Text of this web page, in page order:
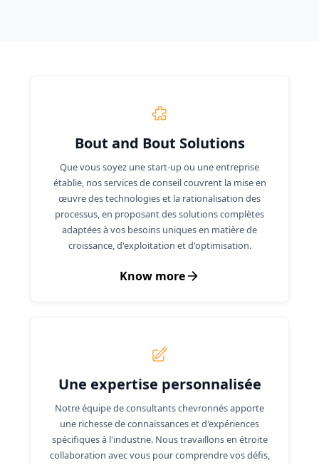
Bout and Bout Solutions
Que vous soyez une start-up ou une entreprise
établie, nos services de conseil couvrent la mise en
œuvre des technologies et la rationalisation des
processus, en proposant des solutions complètes
adaptées à vos besoins uniques en matière de
croissance, d'exploitation et d'optimisation.
Know more
Une expertise personnalisée
Notre équipe de consultants chevronnés apporte
une richesse de connaissances et d'expériences
spécifiques à l'industrie. Nous travaillons en étroite
collaboration avec vous pour comprendre vos défis,